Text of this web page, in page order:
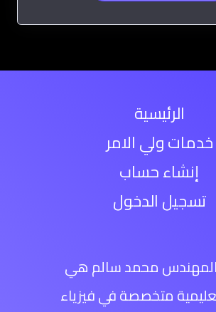
الرئيسية
خدمات ولي الامر
إنشاء حساب
تسجيل الدخول
محمد سالم هي
متخصصة في فيزياء